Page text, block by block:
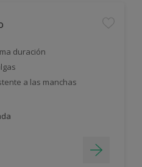
duración
a las manchas